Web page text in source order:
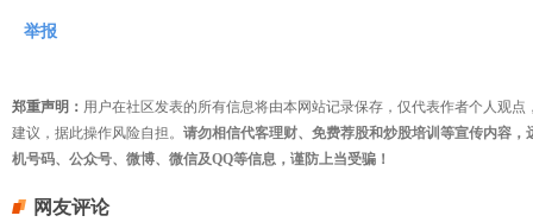
举报
郑重声明： 用户在社区发表的所有信息将由本网站记录保存，仅代表作者个人观
建议，据此操作风险自担。 请勿相信代客理财、免费荐股和炒股培训等宣传内容
机号码、公众号、微博、微信及QQ等信息，谨防上当受骗！
网友评论